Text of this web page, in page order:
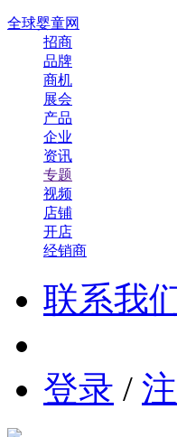
全球婴童网
招商
品牌
商机
展会
产品
企业
资讯
专题
视频
店铺
开店
经销商
联系我
登录 /